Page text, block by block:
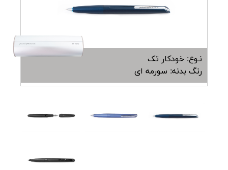
نـوع: خودکار تک
رنگ بدنه: سورمه ای